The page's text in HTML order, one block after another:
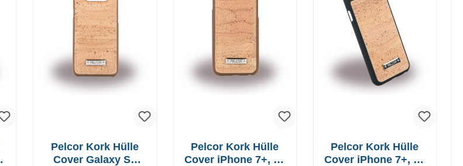
Pelcor Kork Hülle
Cover Galaxy S8
Pelcor Kork Hülle
Cover iPhone 7+, 8+
Pelcor Kork Hülle
Cover iPhone 7+, 8+